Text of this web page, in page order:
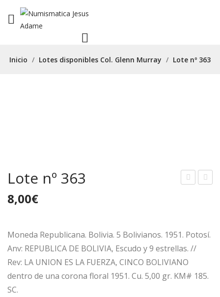
Inicio / Lotes disponibles Col. Glenn Murray / Lote nº 363
Lote nº 363
8,00€
Moneda Republicana. Bolivia. 5 Bolivianos. 1951. Potosí.
Anv: REPUBLICA DE BOLIVIA, Escudo y 9 estrellas. //
Rev: LA UNION ES LA FUERZA, CINCO BOLIVIANO
dentro de una corona floral 1951. Cu. 5,00 gr. KM# 185.
SC.